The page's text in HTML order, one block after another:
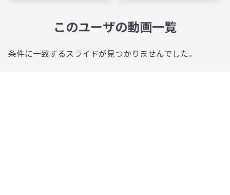
このユーザの動画一覧
条件に一致するスライドが見つかりませんでした。